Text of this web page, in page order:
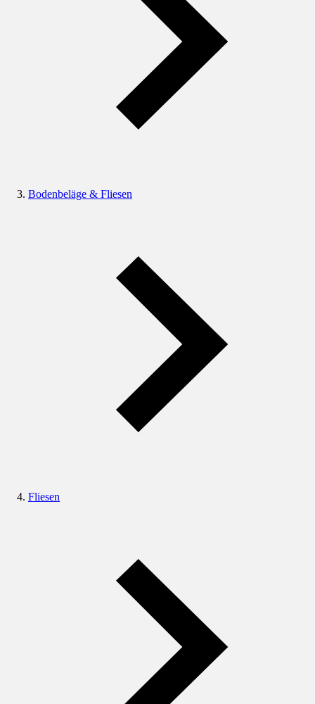
Bodenbeläge & Fliesen
Fliesen